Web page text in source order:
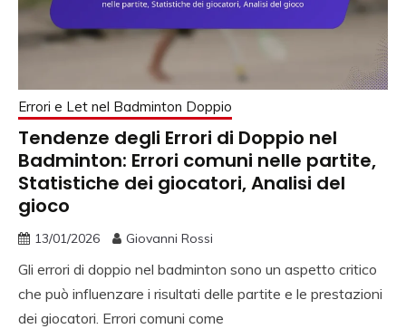
Errori e Let nel Badminton Doppio
Tendenze degli Errori di Doppio nel
Badminton: Errori comuni nelle partite,
Statistiche dei giocatori, Analisi del
gioco
13/01/2026 Giovanni Rossi
Gli errori di doppio nel badminton sono un aspetto critico
che può influenzare i risultati delle partite e le prestazioni
dei giocatori. Errori comuni come